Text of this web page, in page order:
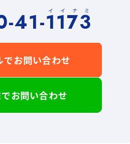
イイナミ
41-1173
でお問い合わせ
お問い合わせ